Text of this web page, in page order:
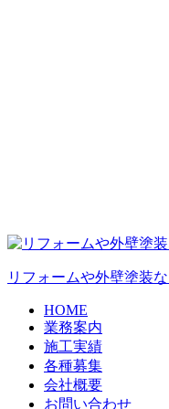
リフォームや外壁塗装
HOME
業務案内
施工実績
各種募集
会社概要
お問い合わせ